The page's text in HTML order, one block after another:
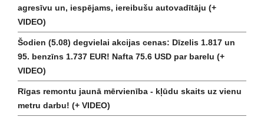
agresīvu un, iespējams, iereibušu autovadītāju (+
VIDEO)
Šodien (5.08) degvielai akcijas cenas: Dīzelis 1.817 un
95. benzīns 1.737 EUR! Nafta 75.6 USD par barelu (+
VIDEO)
Rīgas remontu jaunā mērvienība - kļūdu skaits uz vienu
metru darbu! (+ VIDEO)